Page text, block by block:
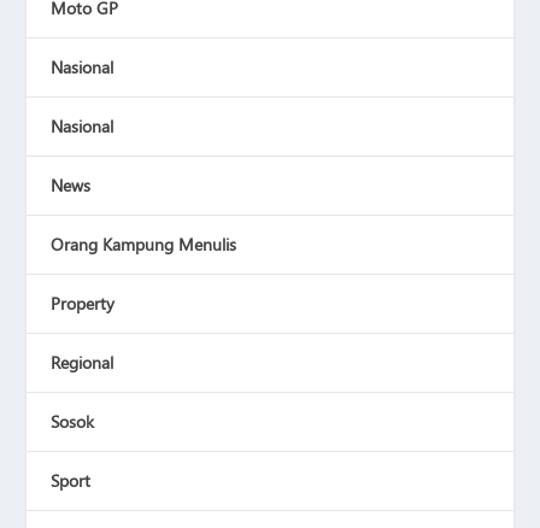
Moto GP
Nasional
Nasional
News
Orang Kampung Menulis
Property
Regional
Sosok
Sport